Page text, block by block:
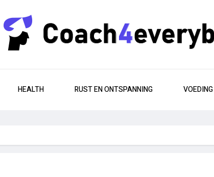
HEALTH RUST EN ONTSPANNING VOEDING